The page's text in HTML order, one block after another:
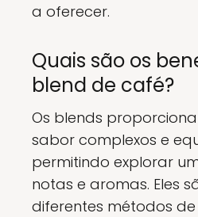
a oferecer.
Quais são os
blend de café?
Os blends
sabor complexos e
permitindo explorar
notas e aromas. Eles
diferentes métodos